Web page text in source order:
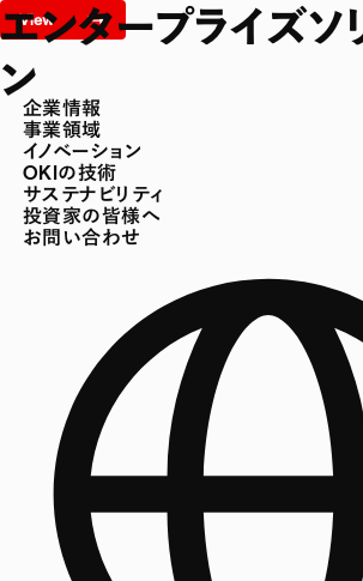
企業情報
事業領域
イノベーション
OKIの技術
サステナビリティ
投資家の皆様へ
お問い合わせ
エンタープライズソ
ン